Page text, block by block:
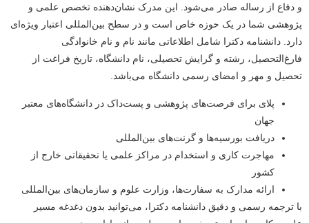
و دفاع از رساله صادر می‌شود. این مدرک نشان‌دهنده تخصص علمی و
پژوهشی شما در یک حوزه خاص است و در سطح بین‌المللی اعتبار ویژه‌ای
دارد. دانشنامه دکترا شامل اطلاعاتی مانند نام و نام خانوادگی
فارغ‌التحصیل، رشته و گرایش تحصیلی، نام دانشگاه، تاریخ فراغت از
تحصیل و مهر و امضای رسمی دانشگاه می‌باشد.
پلای برای فرصت‌های پژوهشی و پست‌داک در دانشگاه‌های معتبر
جهان
دریافت بورسیه‌ها و گرنت‌های بین‌المللی
مهاجرت کاری و استخدام در مراکز علمی یا تحقیقاتی خارج از
کشور
ارائه مدارک به سفارت‌ها، وزارت علوم و سازمان‌های بین‌المللی
با ترجمه رسمی و دقیق دانشنامه دکترا، می‌توانید بدون دغدغه مسیر